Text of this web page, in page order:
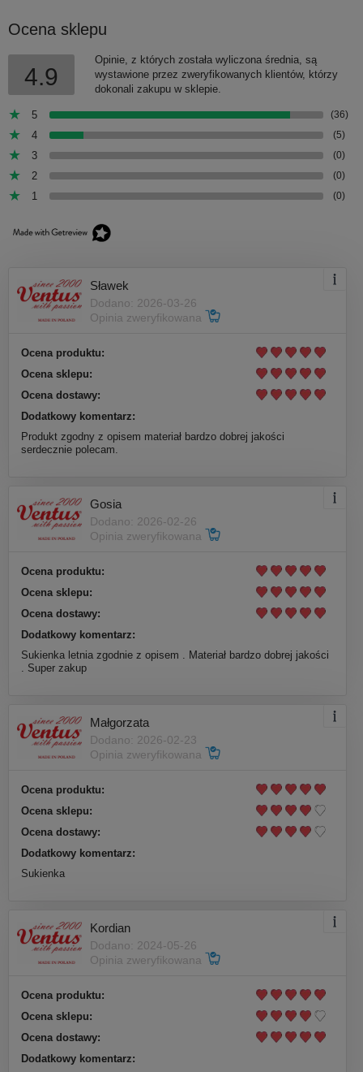
Ocena sklepu
4.9
Opinie, z których została wyliczona średnia, są
wystawione przez zweryfikowanych klientów, którzy
dokonali zakupu w sklepie.
5 (36)
4 (5)
3 (0)
2 (0)
1 (0)
Sławek
Dodano: 2026-03-26
Opinia zweryfikowana
Ocena produktu:
Ocena sklepu:
Ocena dostawy:
Dodatkowy komentarz:
Produkt zgodny z opisem materiał bardzo dobrej jakości
serdecznie polecam.
Gosia
Dodano: 2026-02-26
Opinia zweryfikowana
Ocena produktu:
Ocena sklepu:
Ocena dostawy:
Dodatkowy komentarz:
Sukienka letnia zgodnie z opisem . Materiał bardzo dobrej jakości
. Super zakup
Małgorzata
Dodano: 2026-02-23
Opinia zweryfikowana
Ocena produktu:
Ocena sklepu:
Ocena dostawy:
Dodatkowy komentarz:
Sukienka
Kordian
Dodano: 2024-05-26
Opinia zweryfikowana
Ocena produktu:
Ocena sklepu:
Ocena dostawy:
Dodatkowy komentarz: